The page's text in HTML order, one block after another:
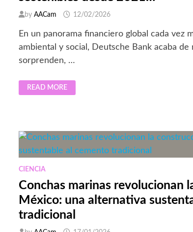
byAACam 12/02/2026
En un panorama financiero global cada vez
ambiental y social, Deutsche Bank acaba
sorprenden, …
DEUTSCHE
BANK
FINANZAS
SOSTENIBLES
DESDE
2021…
READ MORE
CIENCIA
Conchas marinas revolucionan
México: una alternativa
tradicional